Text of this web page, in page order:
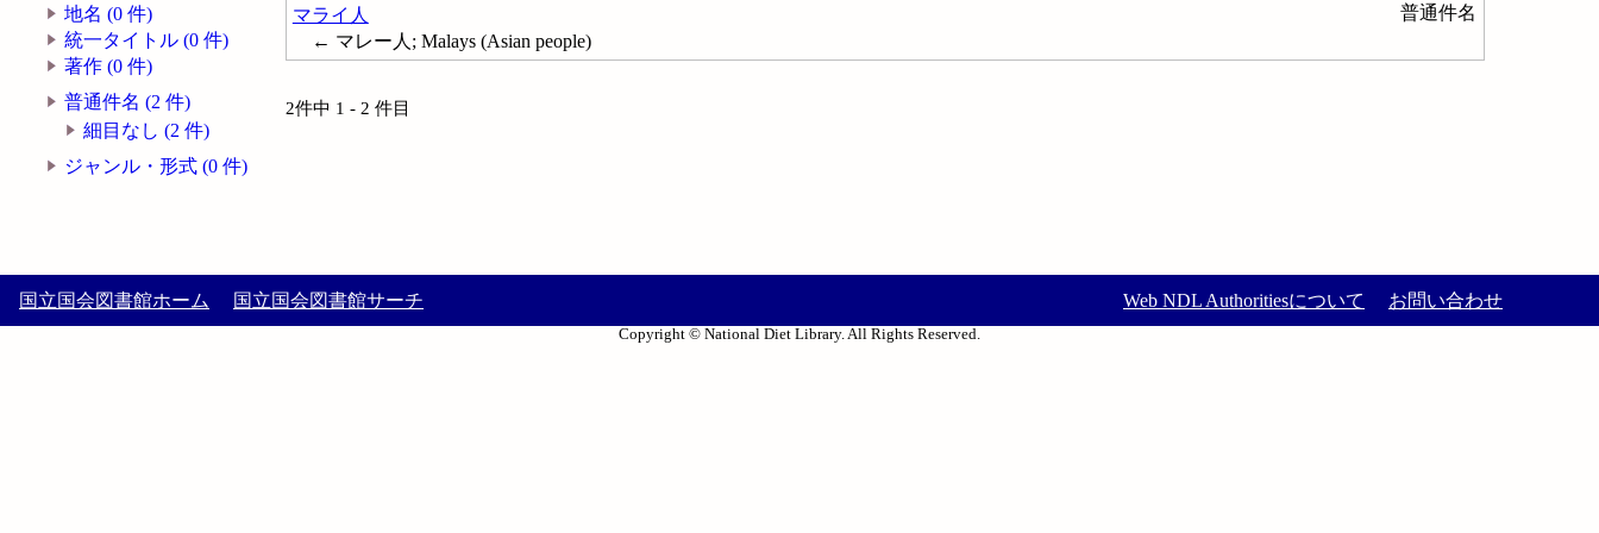
地名 (0 件)
統一タイトル (0 件)
著作 (0 件)
普通件名 (2 件)
細目なし (2 件)
ジャンル・形式 (0 件)
マライ人
普通件名
← マレー人; Malays (Asian people)
2件中 1 - 2 件目
国立国会図書館ホーム 国立国会図書館サーチ Web NDL Authoritiesについて お問い合わせ
Copyright © National Diet Library. All Rights Reserved.